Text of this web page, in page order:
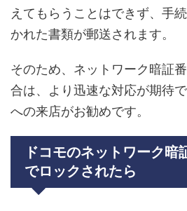
えてもらうことはできず、手
かれた書類が郵送されます。
そのため、ネットワーク暗証
合は、より迅速な対応が期待
への来店がお勧めです。
ドコモのネットワーク暗
でロックされたら